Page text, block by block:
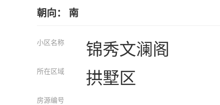
朝向： 南
小区名称 锦秀文澜阁
所在区域 拱墅区
房源编号